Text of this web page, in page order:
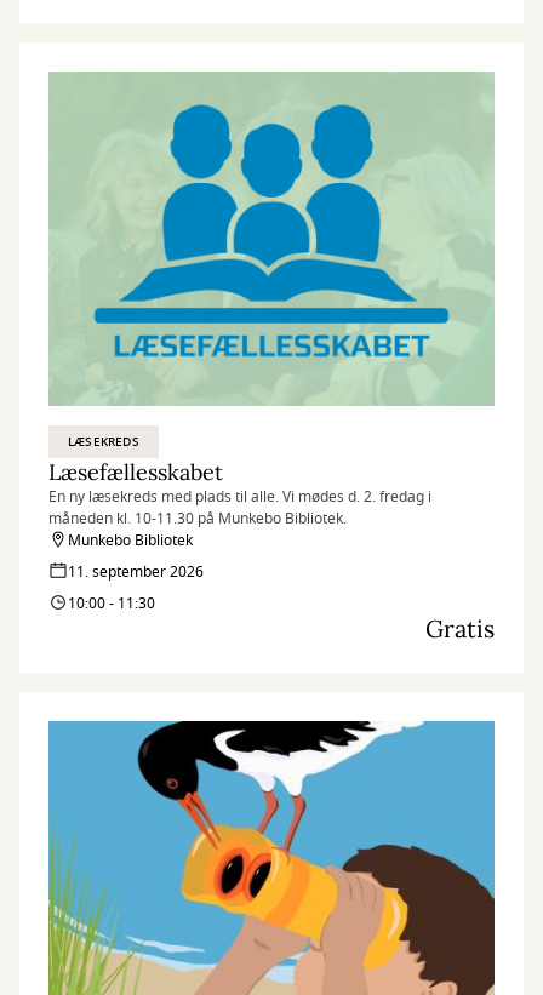
LÆSEKREDS
Læsefællesskabet
En ny læsekreds med plads til alle. Vi mødes d. 2. fredag i
måneden kl. 10-11.30 på Munkebo Bibliotek.
Munkebo Bibliotek
11. september 2026
10:00 - 11:30
Gratis